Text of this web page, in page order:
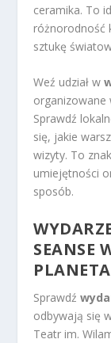
ceramika. To
różnorodność
sztukę
Weź udział w
organizowane
Sprawdź
się, jakie
wizyty. To
umiejętności
sposób.
SEANSE
Sprawdź
odbywają się
Teatr im.